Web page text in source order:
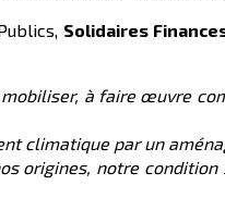
Solidaires
à faire œuvre
climatique par un
origines, notre